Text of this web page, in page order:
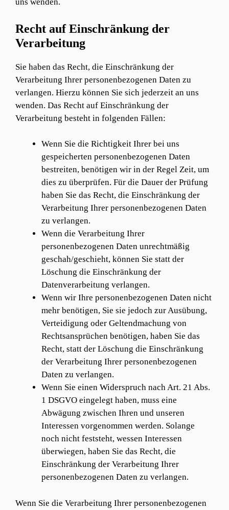
uns wenden.
Recht auf Einschränkung der
Verarbeitung
Sie haben das Recht, die Einschränkung der
Verarbeitung Ihrer personenbezogenen Daten zu
verlangen. Hierzu können Sie sich jederzeit an uns
wenden. Das Recht auf Einschränkung der
Verarbeitung besteht in folgenden Fällen:
Wenn Sie die Richtigkeit Ihrer bei uns
gespeicherten personenbezogenen Daten
bestreiten, benötigen wir in der Regel Zeit, um
dies zu überprüfen. Für die Dauer der Prüfung
haben Sie das Recht, die Einschränkung der
Verarbeitung Ihrer personenbezogenen Daten
zu verlangen.
Wenn die Verarbeitung Ihrer
personenbezogenen Daten unrechtmäßig
geschah/geschieht, können Sie statt der
Löschung die Einschränkung der
Datenverarbeitung verlangen.
Wenn wir Ihre personenbezogenen Daten nicht
mehr benötigen, Sie sie jedoch zur Ausübung,
Verteidigung oder Geltendmachung von
Rechtsansprüchen benötigen, haben Sie das
Recht, statt der Löschung die Einschränkung
der Verarbeitung Ihrer personenbezogenen
Daten zu verlangen.
Wenn Sie einen Widerspruch nach Art. 21 Abs.
1 DSGVO eingelegt haben, muss eine
Abwägung zwischen Ihren und unseren
Interessen vorgenommen werden. Solange
noch nicht feststeht, wessen Interessen
überwiegen, haben Sie das Recht, die
Einschränkung der Verarbeitung Ihrer
personenbezogenen Daten zu verlangen.
Wenn Sie die Verarbeitung Ihrer personenbezogenen